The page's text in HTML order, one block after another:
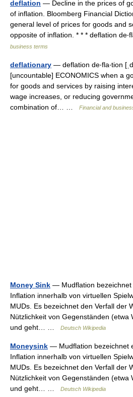
deflation — Decline in the prices of
of inflation. Bloomberg Financial
general level of prices for goods and
opposite of inflation. * * * deflation
business terms
deflationary — deflation de‧fla‧tion
[uncountable] ECONOMICS when a
for goods and services by raising
wage increases, or reducing
combination of… …
Financial and
Money Sink — Mudflation
Inflation innerhalb von virtuellen
MUDs. Es bezeichnet den Verfall der
Nützlichkeit von Gegenständen (etwa
und geht… …
Deutsch Wikipedia
Moneysink — Mudflation bezeichnet
Inflation innerhalb von virtuellen
MUDs. Es bezeichnet den Verfall der
Nützlichkeit von Gegenständen (etwa
und geht… …
Deutsch Wikipedia